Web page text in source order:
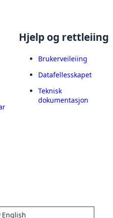
Hjelp og rettleiing
Brukerveileiing
Datafellesskapet
Teknisk
dokumentasjon
English